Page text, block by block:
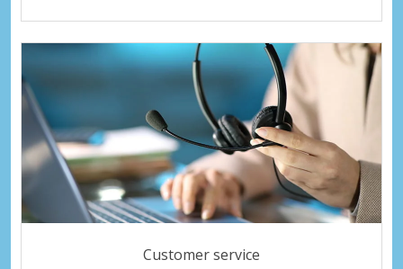
Customer service